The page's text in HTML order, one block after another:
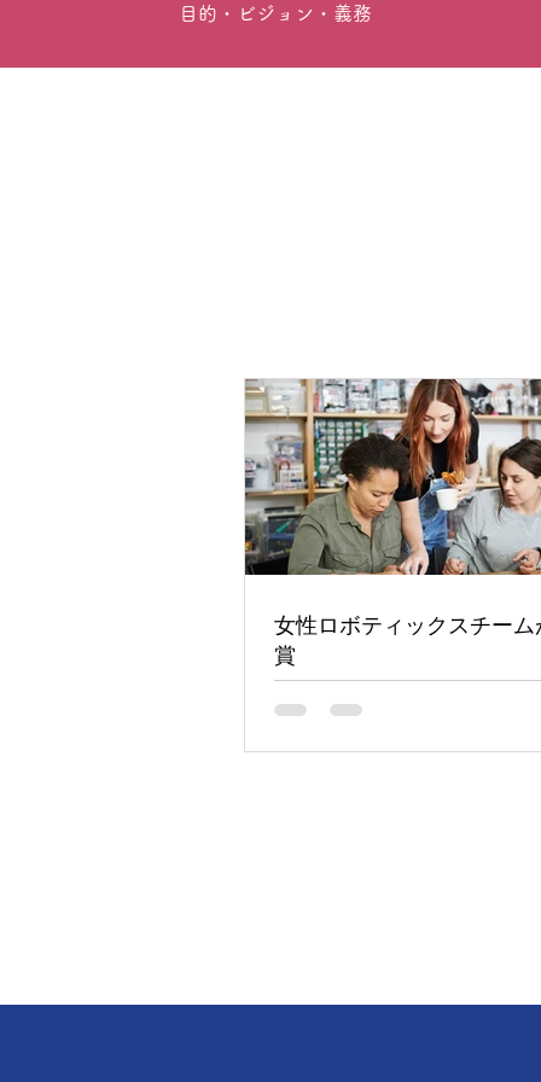
目的・ビジョン・義務
女性ロボティックスチー
賞